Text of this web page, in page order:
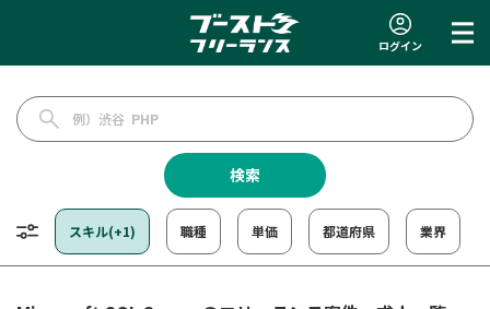
ログイン
検索
スキル(+1) 職種 単価 都道府県 業界